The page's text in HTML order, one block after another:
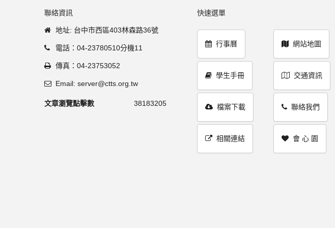
聯絡資訊
地址: 台中市西區403林森路36號
電話：04-23780510分機11
傳真：04-23753052
Email: server@ctts.org.tw
文章瀏覽點擊數 38183205
快速選單
行事曆
學生手冊
檔案下載
相關連結
網站地圖
交通資訊
聯絡我們
會 心 園